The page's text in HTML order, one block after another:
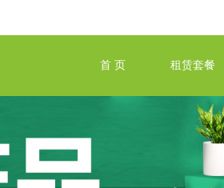
首 页 租赁套餐